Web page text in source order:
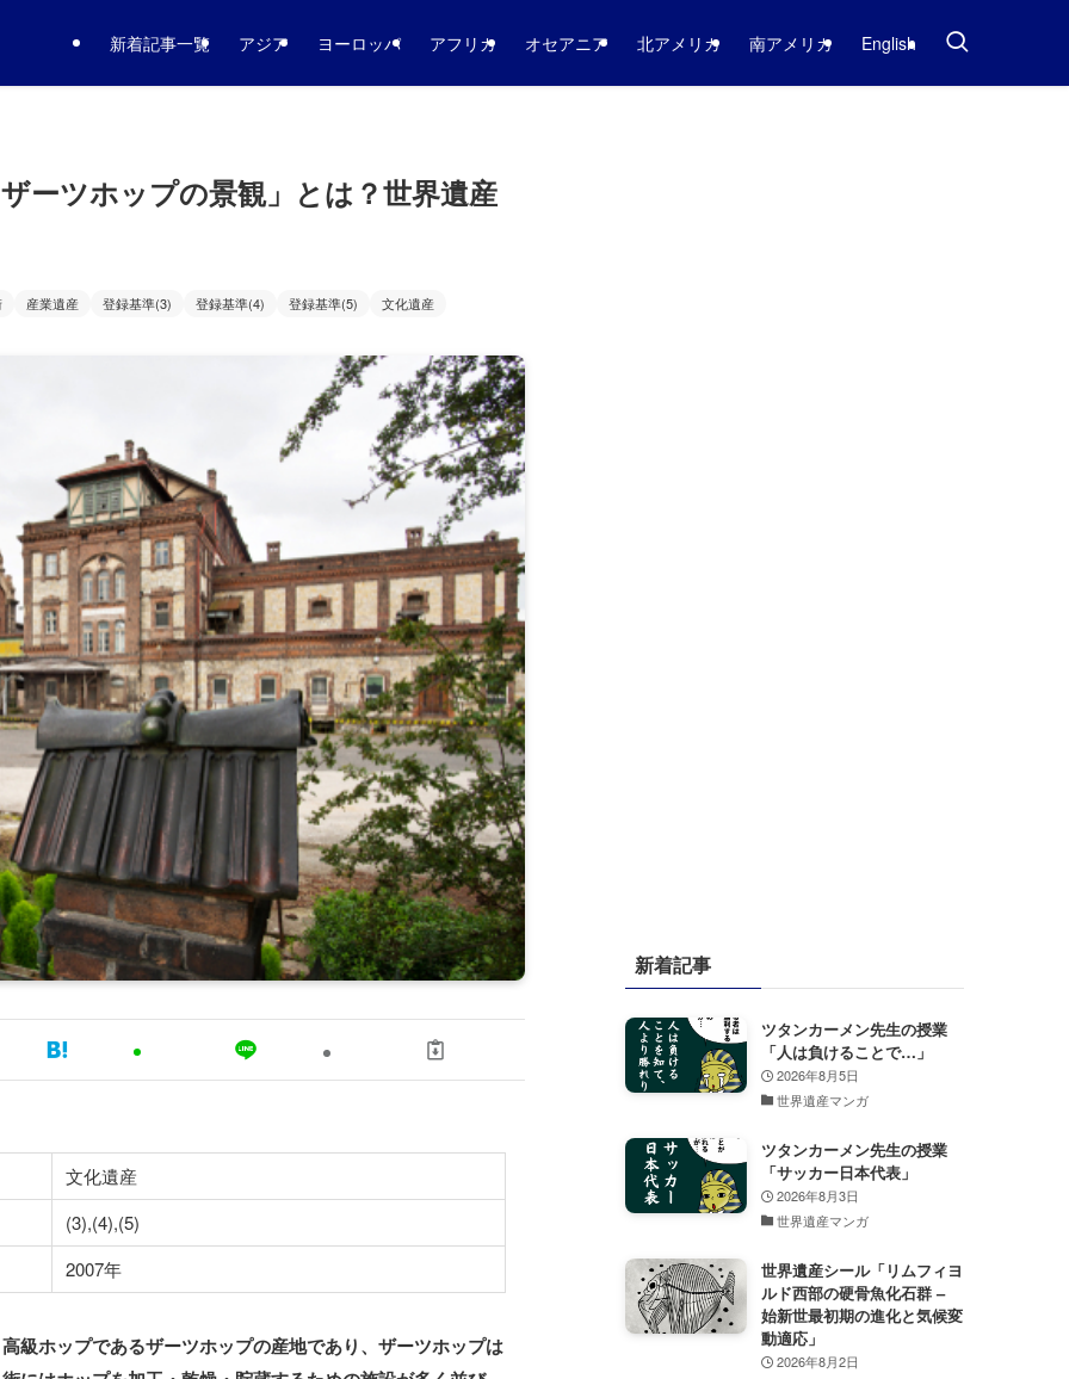
新着記事一覧 アジア ヨーロッパ アフリカ オセアニア 北アメリカ 南アメリカ English
ーツホップの景観」とは？世界遺産
産業遺産 登録基準(3) 登録基準(4) 登録基準(5) 文化遺産
文化遺産
(3),(4),(5)
2007年
級ホップであるザーツホップの産地であり、ザーツホップは
新着記事
ツタンカーメン先生の授業
「人は負けることで…」
2026年8月5日
世界遺産マンガ
ツタンカーメン先生の授業
「サッカー日本代表」
2026年8月3日
世界遺産マンガ
世界遺産シール「リムフィヨ
ルド西部の硬骨魚化石群 –
始新世最初期の進化と気候変
動適応」
2026年8月2日